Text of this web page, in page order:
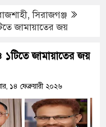
,সিরাজগঞ্জ
জামায়াতের জয়
১টিতে জামায়াতের জয়
১৪ ফেব্রুয়ারী ২০২৬